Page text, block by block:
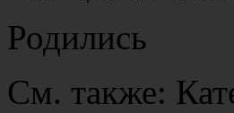
Родились
См. также: